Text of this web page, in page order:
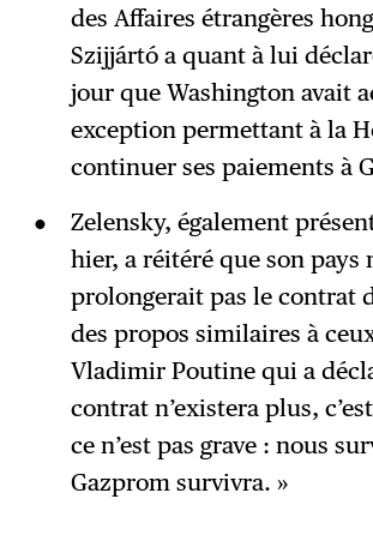
des Affaires étrangères
Szijjártó a quant à lui
jour que Washington avait
exception permettant à la
continuer ses paiements à
Zelensky, également
hier, a réitéré que son pays
prolongerait pas le contrat
des propos similaires à
Vladimir Poutine qui a
contrat n’existera plus,
ce n’est pas grave : nous
Gazprom survivra. »